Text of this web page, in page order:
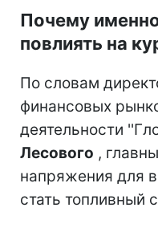
Почему
повлиять на
По словам
финансовых
деятельности
Лесового ,
напряжения для
стать топливный